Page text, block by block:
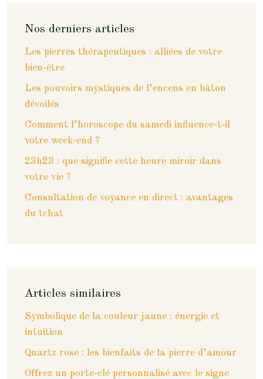
Nos derniers articles
Les pierres thérapeutiques : alliées de votre
bien-être
Les pouvoirs mystiques de l’encens en bâton
dévoilés
Comment l’horoscope du samedi influence-t-il
votre week-end ?
23h23 : que signifie cette heure miroir dans
votre vie ?
Consultation de voyance en direct : avantages
du tchat
Articles similaires
Symbolique de la couleur jaune : énergie et
intuition
Quartz rose : les bienfaits de la pierre d’amour
Offrez un porte-clé personnalisé avec le signe